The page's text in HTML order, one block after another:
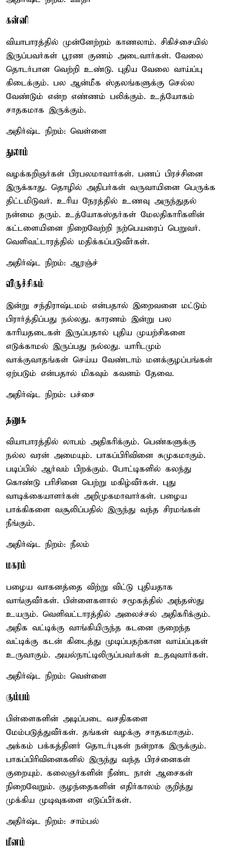
கன்னி
வியாபாரத்தில் முன்னேற்றம் காணலாம். சிகிச்சையில்
இருப்பவர்கள் பூரண குணம் அடைவார்கள். வேலை
தொடர்பான வெற்றி உண்டு. புதிய வேலை வாய்ப்பு
கிடைக்கும். பல ஆன்மீக ஸ்தலங்களுக்கு செல்ல
வேண்டும் என்ற எண்ணம் பலிக்கும். உத்யோகம்
சாதகமாக இருக்கும்.
அதிர்ஷ்ட நிறம்: வெள்ளை
துலாம்
வழக்கறிஞர்கள் பிரபலமாவார்கள். பணப் பிரச்சினை
இருக்காது. தொழில் அதிபர்கள் வருவாயினை பெருக்க
திட்டமிடுவர். உரிய நேரத்தில் உணவு அருந்துதல்
நன்மை தரும். உத்யோகஸ்தர்கள் மேலதிகாரிகளின்
கட்டளையினை நிறைவேற்றி நற்பெயரைப் பெறுவர்.
வெளிவட்டாரத்தில் மதிக்கப்படுவீர்கள்.
அதிர்ஷ்ட நிறம்: ஆரஞ்ச்
விருச்சிகம்
இன்று சந்திராஷ்டமம் என்பதால் இறைவனை மட்டும்
பிரார்த்திப்பது நல்லது. காரணம் இன்று பல
காரியதடைகள் இருப்பதால் புதிய முயற்சிகளை
எடுக்காமல் இருப்பது நல்லது. யாரிடமும்
வாக்குவாதங்கள் செய்ய வேண்டாம் மனக்குழப்பங்கள்
ஏற்படும் என்பதால் மிகவும் கவனம் தேவை.
அதிர்ஷ்ட நிறம்: பச்சை
தனுசு
வியாபாரத்தில் லாபம் அதிகரிக்கும். பெண்களுக்கு
நல்ல வரன் அமையும். பாகப்பிரிவினை சுமுகமாகும்.
படிப்பில் ஆர்வம் பிறக்கும். போட்டிகளில் கலந்து
கொண்டு பரிசினை பெற்று மகிழ்வீர்கள். புது
வாடிக்கையாளர்கள் அறிமுகமாவார்கள். பழைய
பாக்கிகளை வசூலிப்பதில் இருந்து வந்த சிரமங்கள்
நீங்கும்.
அதிர்ஷ்ட நிறம்: நீலம்
மகரம்
பழைய வாகனத்தை விற்று விட்டு புதியதாக
வாங்குவீர்கள். பிள்ளைகளால் சமூகத்தில் அந்தஸ்து
உயரும். வெளிவட்டாரத்தில் அலைச்சல் அதிகரிக்கும்.
அதிக வட்டிக்கு வாங்கியிருந்த கடனை குறைந்த
வட்டிக்கு கடன் கிடைத்து முடிப்பதற்கான வாய்ப்புகள்
உருவாகும். அயல்நாட்டிலிருப்பவர்கள் உதவுவார்கள்.
அதிர்ஷ்ட நிறம்: வெள்ளை
கும்பம்
பிள்ளைகளின் அடிப்படை வசதிகளை
மேம்படுத்துவீர்கள். தங்கள் வழக்கு சாதகமாகும்.
அக்கம் பக்கத்தினர் தொடர்புகள் நன்றாக இருக்கும்.
பாகப்பிரிவினைகளில் இருந்து வந்த பிரச்னைகள்
குறையும். கலைஞர்களின் நீண்ட நாள் ஆசைகள்
நிறைவேறும். குழந்தைகளின் எதிர்காலம் குறித்து
முக்கிய முடிவுகளை எடுப்பீர்கள்.
அதிர்ஷ்ட நிறம்: சாம்பல்
மீனம்